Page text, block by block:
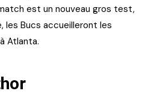
est un nouveau gros test,
les Bucs accueilleront les
Atlanta.